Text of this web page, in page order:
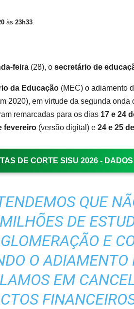
às 23h33.
feira (28), o secretário de
da Educação (MEC) o adiamento
2020), em virtude da segunda
remarcadas para os dias 17 e 24
fevereiro (versão digital) e 24 e 25
DE CORTE SISU 2026 -
QUE
DE
E
O ADIAMENTO
EM